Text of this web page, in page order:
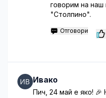
говорим на наш
"Столпино".
Отговори
Ивако
Пич, 24 май е яко! 🎉